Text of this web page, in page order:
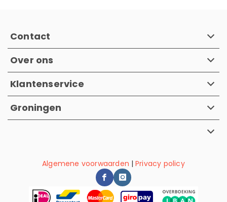
Contact
Over ons
Klantenservice
Groningen
Algemene voorwaarden |Privacy policy